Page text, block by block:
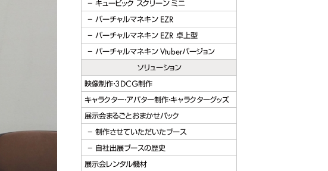
キュービック スクリーン ミニ
バーチャルマネキン EZR
バーチャルマネキン EZR 卓上型
バーチャルマネキン Vtuberバージョン
ソリューション
映像制作・3DCG制作
キャラクター・アバター制作・キャラクターグッズ
展示会まるごとおまかせパック
制作させていただいたブース
自社出展ブースの歴史
展示会レンタル機材